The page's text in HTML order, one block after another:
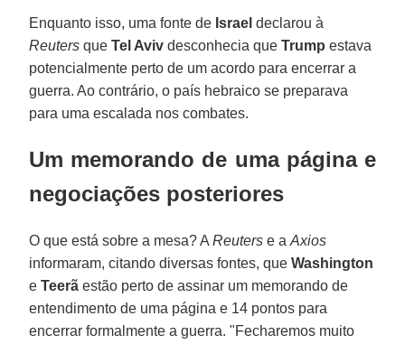
Enquanto isso, uma fonte de Israel declarou à
Reuters queTel Aviv desconhecia queTrump estava
potencialmente perto de um acordo para encerrar a
guerra. Ao contrário, o país hebraico se preparava
para uma escalada nos combates.
Um memorando de uma página e
negociações posteriores
O que está sobre a mesa? AReuters e aAxios
informaram, citando diversas fontes, queWashington
eTeerã estão perto de assinar um memorando de
entendimento de uma página e 14 pontos para
encerrar formalmente a guerra. "Fecharemos muito